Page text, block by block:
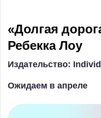
«Долгая
Ребекка Лоу
Издательство:
Ожидаем в апреле